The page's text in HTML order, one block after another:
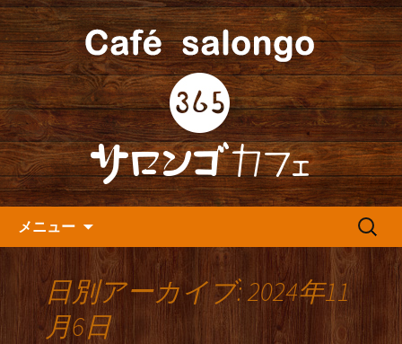
人形町の『365(サロンゴ)カフ
ェ』よりお知らせ
人形町の音楽カフェ『365カフェ』より
最新情報をお届けします。
メニュー
検
日別アーカイブ: 2024年11
月6日